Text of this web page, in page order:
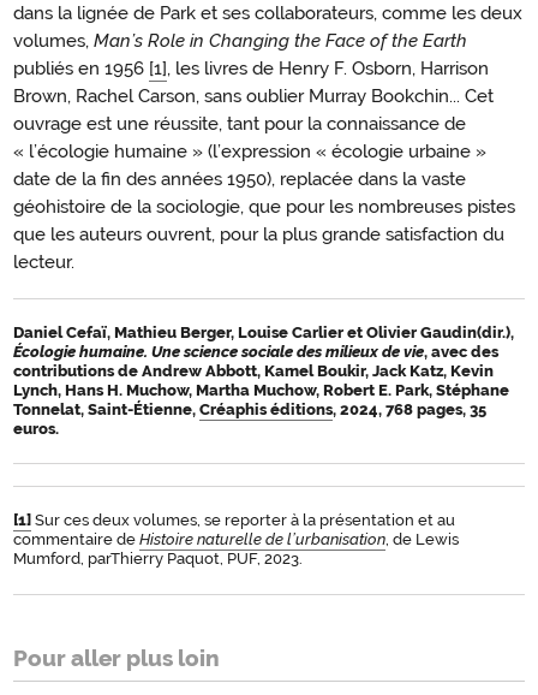
dans la lignée de Park et ses collaborateurs, comme les deux
volumes, Man’s Role in Changing the Face of the Earth
publiés en 1956 [1], les livres de Henry F. Osborn, Harrison
Brown, Rachel Carson, sans oublier Murray Bookchin... Cet
ouvrage est une réussite, tant pour la connaissance de
« l’écologie humaine » (l’expression « écologie urbaine »
date de la fin des années 1950), replacée dans la vaste
géohistoire de la sociologie, que pour les nombreuses pistes
que les auteurs ouvrent, pour la plus grande satisfaction du
lecteur.
Daniel Cefaï, Mathieu Berger, Louise Carlier et Olivier Gaudin(dir.),
Écologie humaine. Une science sociale des milieux de vie, avec des
contributions de Andrew Abbott, Kamel Boukir, Jack Katz, Kevin
Lynch, Hans H. Muchow, Martha Muchow, Robert E. Park, Stéphane
Tonnelat, Saint-Étienne, Créaphis éditions, 2024, 768 pages, 35
euros.
[1] Sur ces deux volumes, se reporter à la présentation et au
commentaire de Histoire naturelle de l’urbanisation, de Lewis
Mumford, parThierry Paquot, PUF, 2023.
Pour aller plus loin